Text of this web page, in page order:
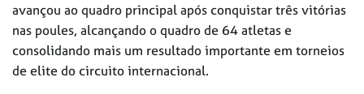
avançou ao quadro principal após conquistar três vitórias
nas poules, alcançando o quadro de 64 atletas e
consolidando mais um resultado importante em torneios
de elite do circuito internacional.